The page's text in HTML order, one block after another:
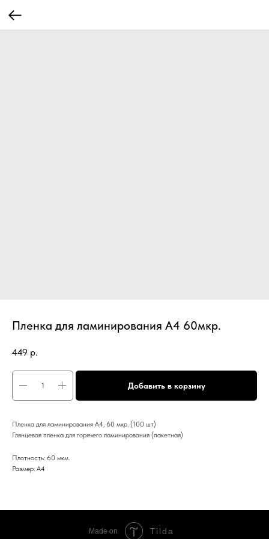
Пленка для ламинирования А4 60мкр.
449 р.
Добавить в корзину
Пленка для ламинирования А4, 60 мкр. (100 шт)
Глянцевая пленка для горячего ламинирования (пакетная)
Плотность: 60 мкм.
Размер: А4
Made on Tilda